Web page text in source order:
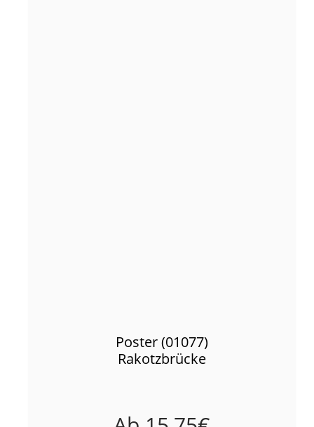
Poster (01077)
Rakotzbrücke